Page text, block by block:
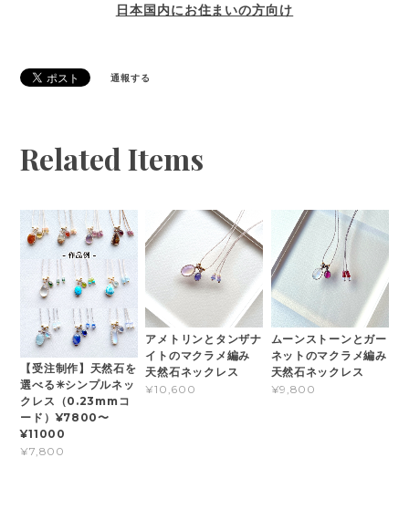
日本国内にお住まいの方向け
通報する
Related Items
【受注制作】天然石を
選べる✳︎シンプルネッ
クレス（0.23mmコ
ード）¥7800〜
¥11000
¥7,800
アメトリンとタンザナ
イトのマクラメ編み
天然石ネックレス
¥10,600
ムーンストーンとガー
ネットのマクラメ編み
天然石ネックレス
¥9,800